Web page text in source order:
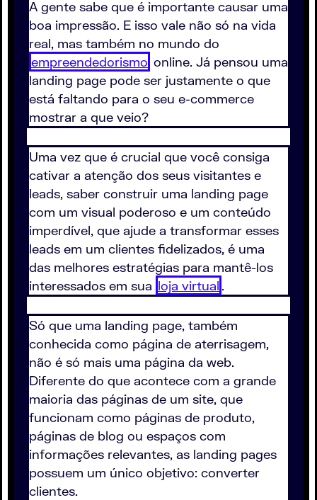
A gente sabe que é importante causar uma
boa impressão. E isso vale não só na vida
real, mas também no mundo do
empreendedorismo online. Já pensou uma
landing page pode ser justamente o que
está faltando para o seu e-commerce
mostrar a que veio?
Uma vez que é crucial que você consiga
cativar a atenção dos seus visitantes e
leads, saber construir uma landing page
com um visual poderoso e um conteúdo
imperdível, que ajude a transformar esses
leads em um clientes fidelizados, é uma
das melhores estratégias para mantê-los
interessados em sua loja virtual .
Só que uma landing page, também
conhecida como página de aterrisagem,
não é só mais uma página da web.
Diferente do que acontece com a grande
maioria das páginas de um site, que
funcionam como páginas de produto,
páginas de blog ou espaços com
informações relevantes, as landing pages
possuem um único objetivo: converter
clientes.